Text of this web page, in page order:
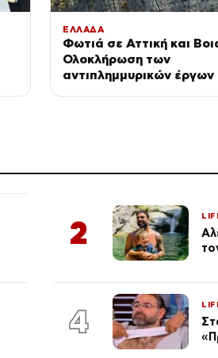
ΕΛΛΑΔΑ
Φωτιά σε Αττική και
Ολοκλήρωση των
αντιπλημμυρικών έργων
2
4